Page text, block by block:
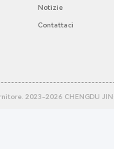
Notizie
Contattaci
2023-2026 CHENGDU